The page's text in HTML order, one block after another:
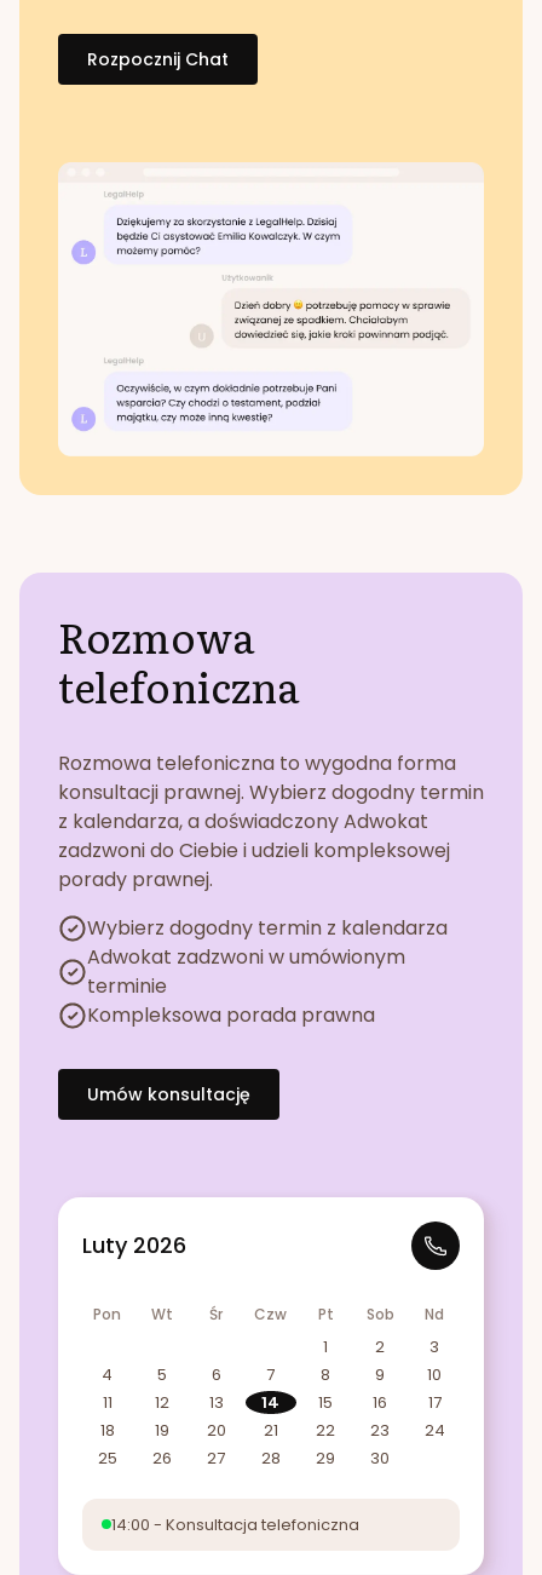
Rozpocznij Chat
Rozmowa
telefoniczna
Rozmowa telefoniczna to wygodna forma
konsultacji prawnej. Wybierz dogodny termin
z kalendarza, a doświadczony Adwokat
zadzwoni do Ciebie i udzieli kompleksowej
porady prawnej.
Wybierz dogodny termin z kalendarza
Adwokat zadzwoni w umówionym
terminie
Kompleksowa porada prawna
Umów konsultację
Luty 2026
Pon Wt Śr Czw Pt Sob Nd
1 2
3
4
5 6 7 8 9
10
11
12 13 14 15 16
17
18
19 20 21 22 23
24
25
26 27 28 29 30
14:00 - Konsultacja telefoniczna